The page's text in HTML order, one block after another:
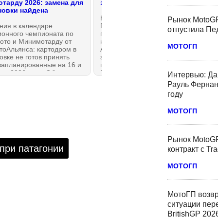
Рынок
отпустила
МОТОГП
Интервью:
Рауль
году
МОТОГП
Рынок
контракт с
МОТОГП
МотоГП
ситуации
BritishGP
2026: замена для
найдена
в календаре
чемпионата по
и Минимотарду от
картодром в
не готов принять
на 16 и
2026 года. Объявлено
за 2.5 миллиарда евро
Несмотря на все заявления
Ducati об отсутствии намерений о
продаже итальянского бренда
немецкой Группой Volkswagen-
Audi (VAG), итальянская Patritalia
заявила о подлинности своего
предложения о выкупе завода из
Борго-Панигале за рекордную
сумму в 2.5 миллиарда евро, что
почти вдвое превышает
оценочную стоимость компании.
патагонии